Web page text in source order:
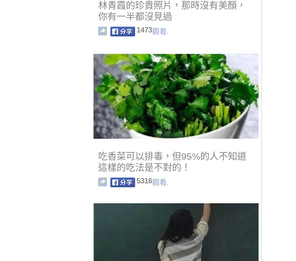
林青霞的珍貴照片，那時沒有美顏，
你有一半都沒見過
1473觀看.
吃香菜可以排毒，但95%的人不知道
這樣的吃法是不對的！
5316觀看.